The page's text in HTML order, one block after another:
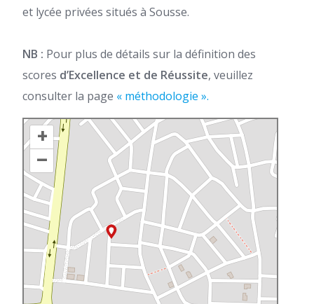
et lycée privées situés à Sousse.
NB : Pour plus de détails sur la définition des
scores d’Excellence et de Réussite, veuillez
consulter la page « méthodologie ».
+
–